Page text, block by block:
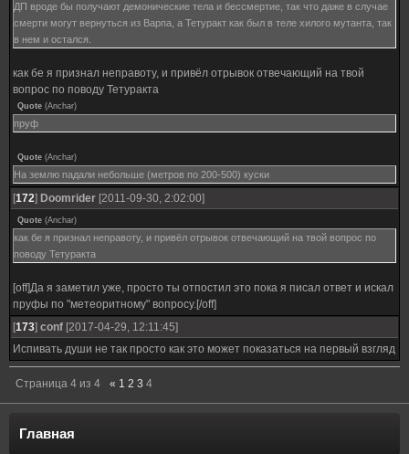
ДП вроде бы получают демонические тела и бессмертие, так что даже в случае
смерти могут вернуться из Варпа, а Тетуракт как был в теле хилого мутанта, так
в нем и остался.
как бе я признал неправоту, и привёл отрывок отвечающий на твой
вопрос по поводу Тетуракта
Quote (Anchar)
пруф
Quote (Anchar)
На землю падали небольше (метров по 200-500) куски
[172] Doomrider [2011-09-30, 2:02:00]
Quote (Anchar)
как бе я признал неправоту, и привёл отрывок отвечающий на твой вопрос по
поводу Тетуракта
[off]Да я заметил уже, просто ты отпостил это пока я писал ответ и искал
пруфы по "метеоритному" вопросу.[/off]
[173] conf [2017-04-29, 12:11:45]
Испивать души не так просто как это может показаться на первый взгляд
Страница 4 из 4 « 1 2 3 4
Главная